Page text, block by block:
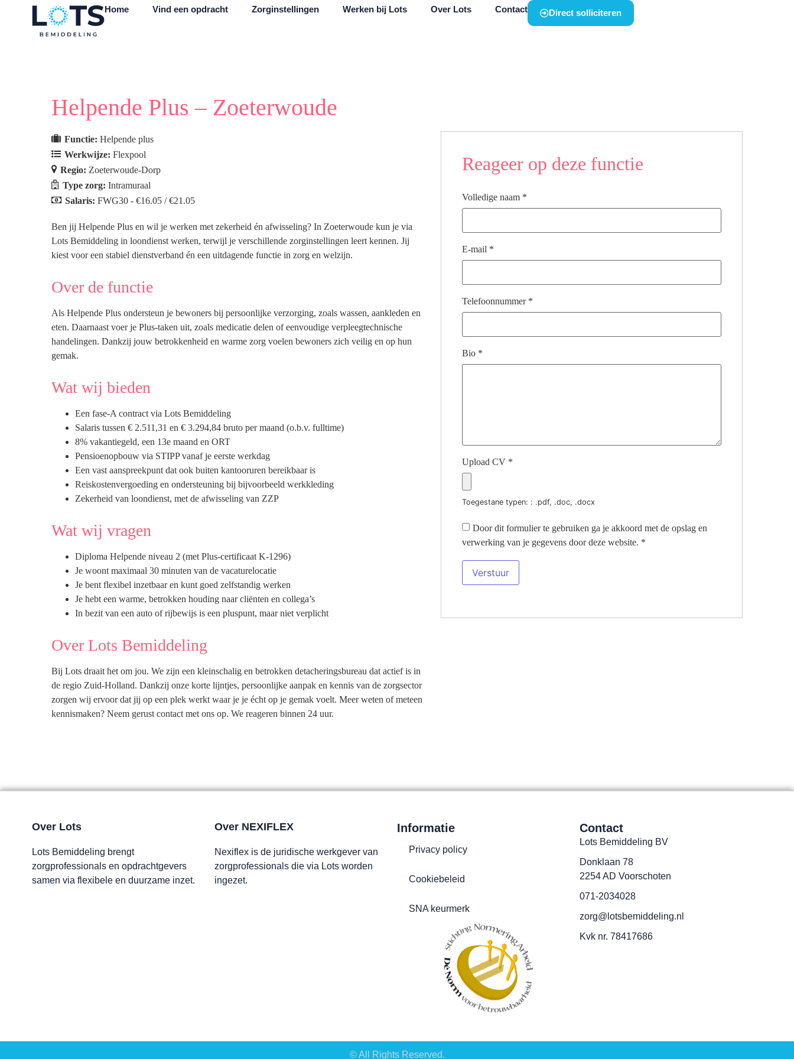
Home Vind een opdracht Zorginstellingen Werken bij Lots Over Lots Contact Direct solliciteren
Helpende Plus – Zoeterwoude
Functie: Helpende plus
Werkwijze: Flexpool
Regio: Zoeterwoude-Dorp
Type zorg: Intramuraal
Salaris: FWG30 - €16.05 / €21.05
Ben jij Helpende Plus en wil je werken met zekerheid én afwisseling? In Zoeterwoude kun je via
Lots Bemiddeling in loondienst werken, terwijl je verschillende zorginstellingen leert kennen. Jij
kiest voor een stabiel dienstverband én een uitdagende functie in zorg en welzijn.
Over de functie
Als Helpende Plus ondersteun je bewoners bij persoonlijke verzorging, zoals wassen, aankleden en
eten. Daarnaast voer je Plus-taken uit, zoals medicatie delen of eenvoudige verpleegtechnische
handelingen. Dankzij jouw betrokkenheid en warme zorg voelen bewoners zich veilig en op hun
gemak.
Wat wij bieden
Een fase-A contract via Lots Bemiddeling
Salaris tussen € 2.511,31 en € 3.294,84 bruto per maand (o.b.v. fulltime)
8% vakantiegeld, een 13e maand en ORT
Pensioenopbouw via STIPP vanaf je eerste werkdag
Een vast aanspreekpunt dat ook buiten kantooruren bereikbaar is
Reiskostenvergoeding en ondersteuning bij bijvoorbeeld werkkleding
Zekerheid van loondienst, met de afwisseling van ZZP
Wat wij vragen
Diploma Helpende niveau 2 (met Plus-certificaat K-1296)
Je woont maximaal 30 minuten van de vacaturelocatie
Je bent flexibel inzetbaar en kunt goed zelfstandig werken
Je hebt een warme, betrokken houding naar cliënten en collega’s
In bezit van een auto of rijbewijs is een pluspunt, maar niet verplicht
Over Lots Bemiddeling
Bij Lots draait het om jou. We zijn een kleinschalig en betrokken detacheringsbureau dat actief is in
de regio Zuid-Holland. Dankzij onze korte lijntjes, persoonlijke aanpak en kennis van de zorgsector
zorgen wij ervoor dat jij op een plek werkt waar je je écht op je gemak voelt. Meer weten of meteen
kennismaken? Neem gerust contact met ons op. We reageren binnen 24 uur.
Reageer op deze functie
Volledige naam *
E-mail *
Telefoonnummer *
Bio *
Upload CV *
Toegestane typen: : .pdf, .doc, .docx
Door dit formulier te gebruiken ga je akkoord met de opslag en
verwerking van je gegevens door deze website. *
Over Lots
Lots Bemiddeling brengt
zorgprofessionals en opdrachtgevers
samen via flexibele en duurzame inzet.
Over NEXIFLEX
Nexiflex is de juridische werkgever van
zorgprofessionals die via Lots worden
ingezet.
Informatie
Privacy policy
Cookiebeleid
SNA keurmerk
Contact
Lots Bemiddeling BV
Donklaan 78
2254 AD Voorschoten
071-2034028
zorg@lotsbemiddeling.nl
Kvk nr. 78417686
© All Rights Reserved.